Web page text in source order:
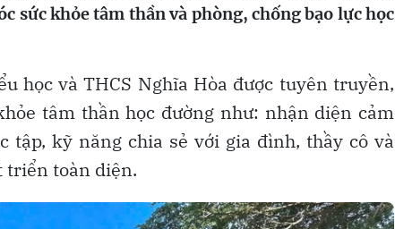
sức khỏe tâm thần và phòng, chống bạo lực học
học và THCS Nghĩa Hòa được tuyên truyền,
tâm thần học đường như: nhận diện cảm
tập, kỹ năng chia sẻ với gia đình, thầy cô và
triển toàn diện.